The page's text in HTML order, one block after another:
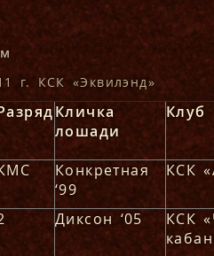
г. КСК «Эквилэнд»
Кличка
лошади
Клуб
Конкретная
‘99
КСК
Диксон ‘05
КСК